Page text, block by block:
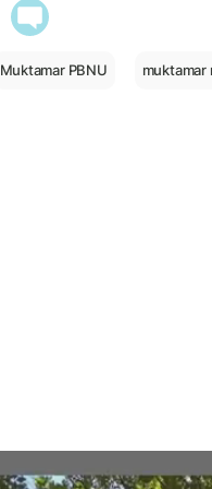
Muktamar PBNU muktamar